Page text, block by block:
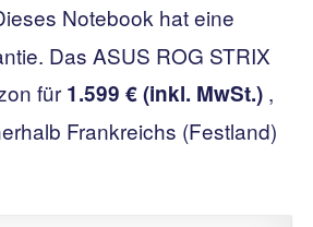
Notebook hat eine
Das ASUS ROG STRIX
für 1.599 € (inkl. MwSt.) ,
Frankreichs (Festland)